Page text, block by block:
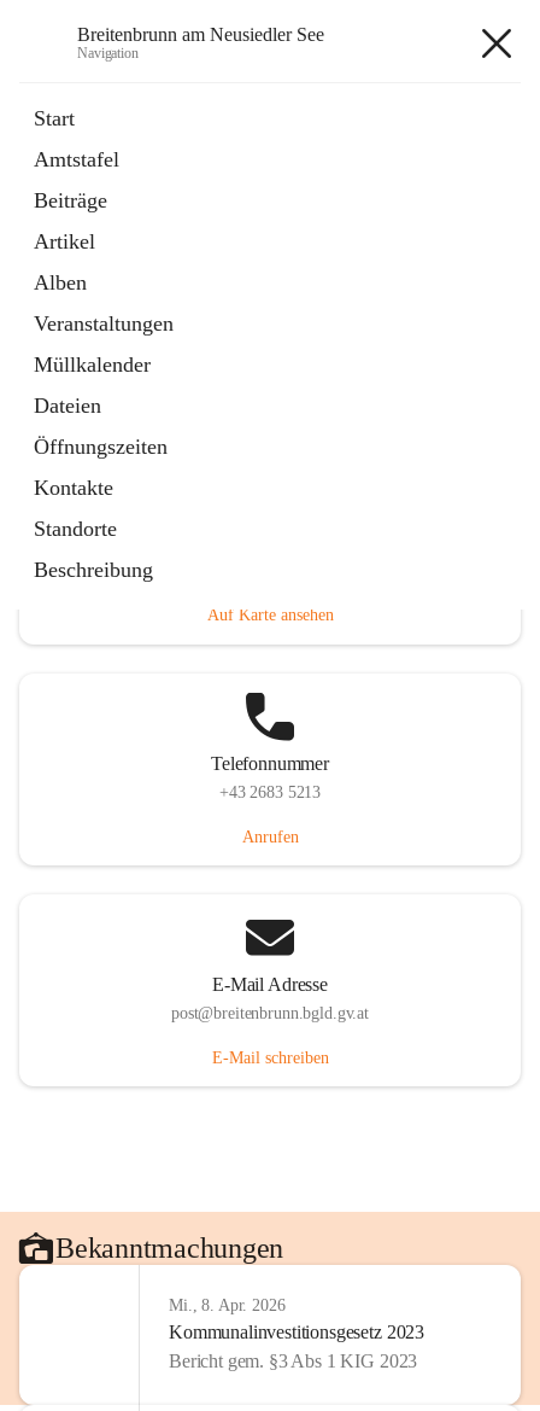
Breitenbrunn am Neusiedler See
Navigation
Start
Amtstafel
Beiträge
Artikel
Alben
Veranstaltungen
Müllkalender
Dateien
Öffnungszeiten
Kontakte
Standorte
Beschreibung
18 Schnellzugriffe
Gemeindeservice
Auf Karte ansehen
Telefonnummer
+43 2683 5213
Anrufen
E-Mail Adresse
post@breitenbrunn.bgld.gv.at
E-Mail schreiben
Bekanntmachungen
Mi., 8. Apr. 2026
Kommunalinvestitionsgesetz 2023
Bericht gem. §3 Abs 1 KIG 2023